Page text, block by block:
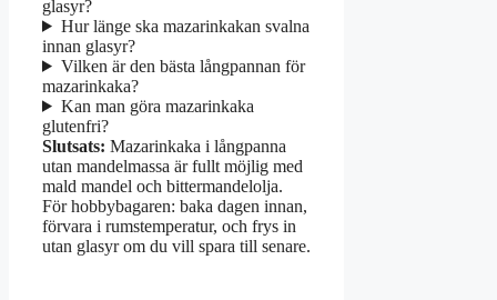
glasyr?
Hur länge ska mazarinkakan svalna
innan glasyr?
Vilken är den bästa långpannan för
mazarinkaka?
Kan man göra mazarinkaka
glutenfri?
Slutsats: Mazarinkaka i långpanna
utan mandelmassa är fullt möjlig med
mald mandel och bittermandelolja.
För hobbybagaren: baka dagen innan,
förvara i rumstemperatur, och frys in
utan glasyr om du vill spara till senare.